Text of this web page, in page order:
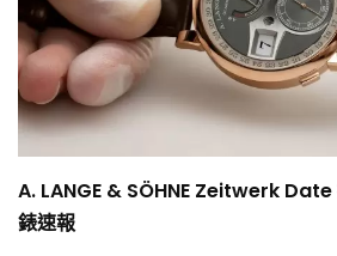
A. LANGE & SÖHNE Zeitwerk Date
錶速報